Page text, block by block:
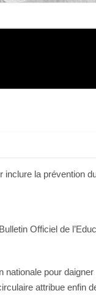
inclure la prévention
Officiel de
nationale pour
attribue enfin